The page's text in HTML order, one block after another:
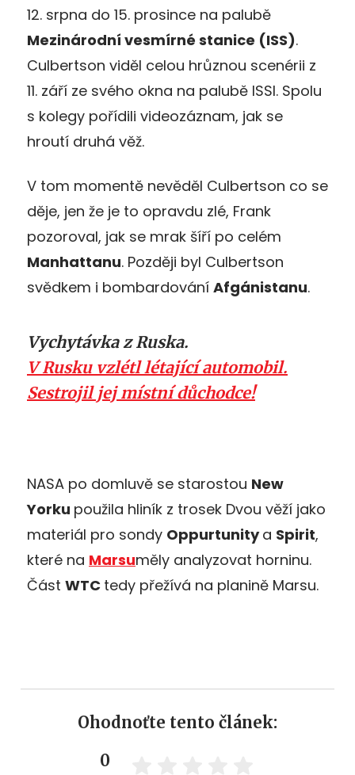
12. srpna do 15. prosince na palubě
Mezinárodní vesmírné stanice (ISS).
Culbertson viděl celou hrůznou scenérii z
11. září ze svého okna na palubě ISSl. Spolu
s kolegy pořídili videozáznam, jak se
hroutí druhá věž.
V tom momentě nevěděl Culbertson co se
děje, jen že je to opravdu zlé, Frank
pozoroval, jak se mrak šíří po celém
Manhattanu. Později byl Culbertson
svědkem i bombardování Afgánistanu.
Vychytávka z Ruska.
V Rusku vzlétl létající automobil.
Sestrojil jej místní důchodce!
NASA po domluvě se starostou New
Yorku použila hliník z trosek Dvou věží jako
materiál pro sondy Oppurtunitya Spirit,
které na Marsuměly analyzovat horninu.
Část WTC tedy přežívá na planině Marsu.
Ohodnoťte tento článek:
0